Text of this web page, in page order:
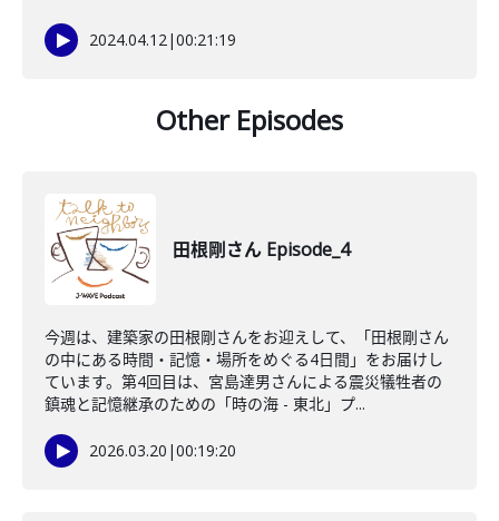
2024.04.12|00:21:19
Other Episodes
田根剛さん Episode_4
今週は、建築家の田根剛さんをお迎えして、「田根剛さん
の中にある時間・記憶・場所をめぐる4日間」をお届けし
ています。第4回目は、宮島達男さんによる震災犠牲者の
鎮魂と記憶継承のための「時の海 - 東北」プ...
2026.03.20 |00:19:20